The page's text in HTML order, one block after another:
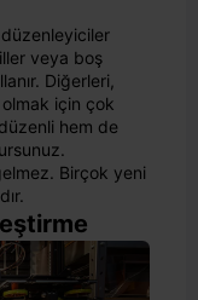
veya boş
Diğerleri,
olmak için çok
hem de
Birçok yeni